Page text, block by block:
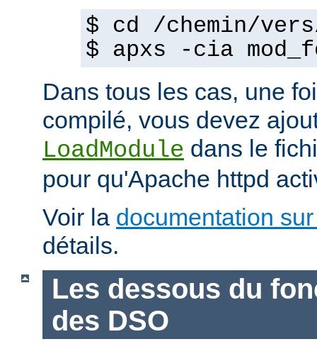
$ cd /chemin/
$ apxs -cia
Dans tous les cas, une
compilé, vous devez
LoadModule dans le
pour qu'Apache httpd
Voir la documentation
détails.
Les dessous du
des DSO